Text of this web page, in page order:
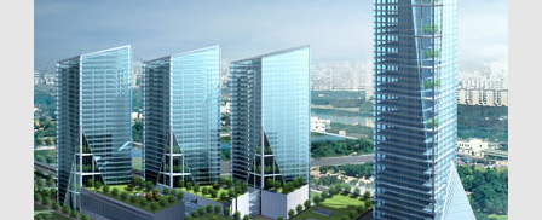
商
務
中
心
首
獎